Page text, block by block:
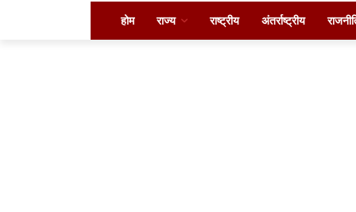
होम राज्य राष्ट्रीय अंतर्राष्ट्रीय